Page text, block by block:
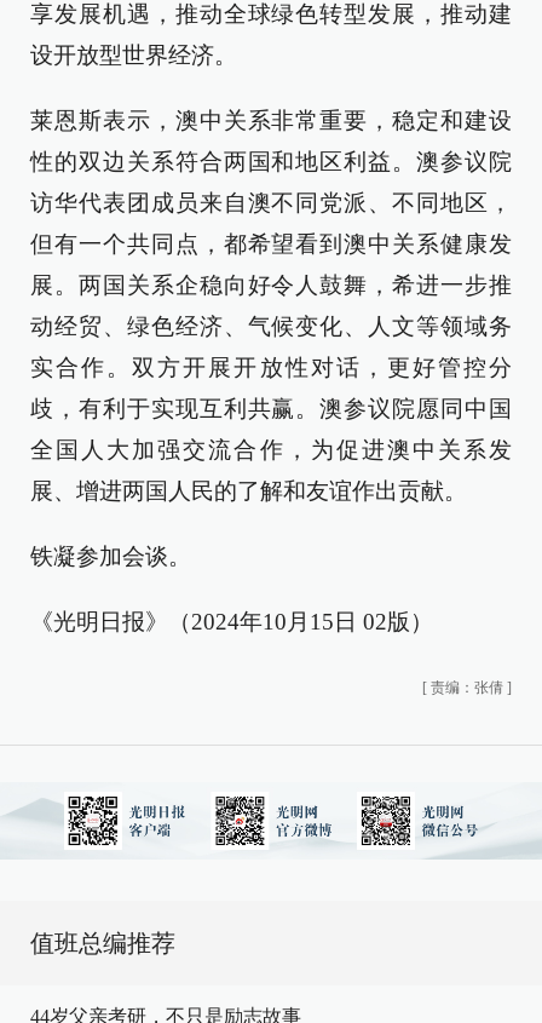
享发展机遇，推动全球绿色转型发展，推动建
设开放型世界经济。
莱恩斯表示，澳中关系非常重要，稳定和建设
性的双边关系符合两国和地区利益。澳参议院
访华代表团成员来自澳不同党派、不同地区，
但有一个共同点，都希望看到澳中关系健康发
展。两国关系企稳向好令人鼓舞，希进一步推
动经贸、绿色经济、气候变化、人文等领域务
实合作。双方开展开放性对话，更好管控分
歧，有利于实现互利共赢。澳参议院愿同中国
全国人大加强交流合作，为促进澳中关系发
展、增进两国人民的了解和友谊作出贡献。
铁凝参加会谈。
《光明日报》（2024年10月15日 02版）
[ 责编：张倩 ]
值班总编推荐
44岁父亲考研，不只是励志故事